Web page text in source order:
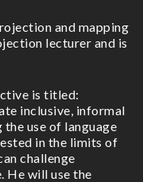
and mapping
lecturer and is
is titled:
inclusive, informal
use of language
in the limits of
challenge
He will use the